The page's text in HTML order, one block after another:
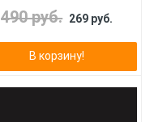
490 руб. 269 руб.
В корзину!